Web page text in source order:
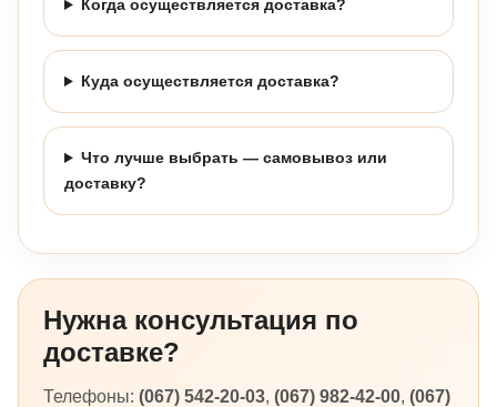
Когда осуществляется доставка?
Куда осуществляется доставка?
Что лучше выбрать — самовывоз или
доставку?
Нужна консультация по
доставке?
Телефоны: (067) 542-20-03, (067) 982-42-00, (067)